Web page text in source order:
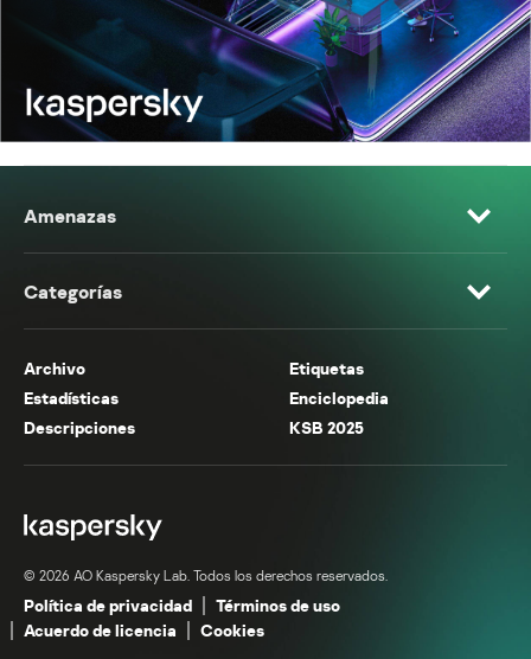
Amenazas
Categorías
Archivo
Etiquetas
Estadísticas
Enciclopedia
Descripciones
KSB 2025
© 2026 AO Kaspersky Lab. Todos los derechos reservados.
Política de privacidad
Términos de uso
Acuerdo de licencia
Cookies